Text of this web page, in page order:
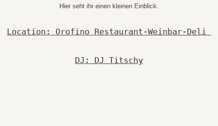
Hier seht ihr einen kleinen Einblick.
Location: Orofino Restaurant-Weinbar-Deli
DJ: DJ Titschy